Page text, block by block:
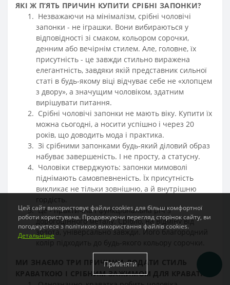
ЯКІ Ж П’ЯТЬ ПРИЧИН КУПИТИ СРІБНІ ЗАПОНКИ?
Незважаючи на мінімалізм, срібні чоловічі
запонки - не іграшки. Вони вибираються у
відповідності зі смаком, кольором сорочки,
денним або вечірнім стилем. Але, головне, їх
присутність - це завжди стильно виражена
елегантність, завдяки якій представник сильної
статі в будь-якому віці відчуває себе не «хлопцем
з двору», а значущим чоловіком, здатним
вирішувати питання.
Срібні чоловічі запонки не мають віку. Купити їх
можна сьогодні, а носити успішно і через 20
років, що доводить мода і практика.
Зі срібними запонками будь-який діловий образ
набуває завершеність. І не просту, а статусну.
Чоловіки стверджують: запонки мимоволі
піднімають самовпевненість. Їх присутність
викликає не тільки зовнішню, а й внутрішню
гордість.
Це - практична і функціональна річ з
дорогоцінного металу. Срібло, на відміну від
золота, універсально завжди. Його благородний
колір підходить до будь-якого кольору сорочки.
МИ ЗНАЄМО ТРИ ПРИЧИНИ ДОДАТИ СТИЛЬ
КРАВАТКОЮ І СРІБНИМ ЗАЖИМОМ ДЛЯ КРАВАТКИ:
Цей сайт використовує файли cookies для більш комфортної
роботи користувача. Продовжуючи перегляд сторінок сайту, ви
погоджуєтеся з політикою використання файлів cookies.
Детальніше
Прийняти